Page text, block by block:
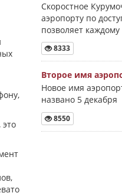
это
Скоростное
аэропорту по
позволяет
8333
Второе имя
Новое имя
названо 5 декабря
8550